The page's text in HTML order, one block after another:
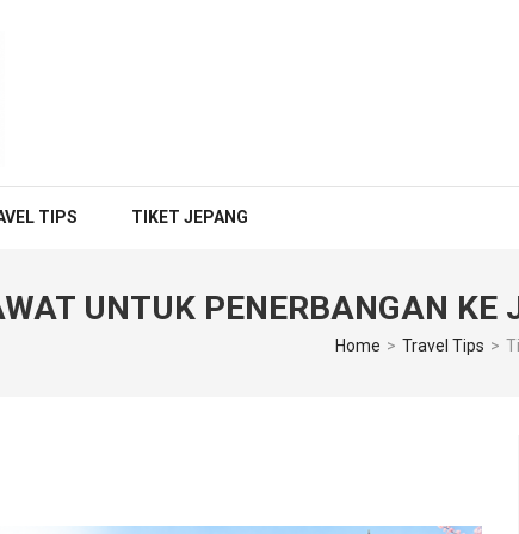
PENERBANGAN
TIPS TIKET JEPANG
UNTUK PENERBANGAN KE
Home > Travel Tips >